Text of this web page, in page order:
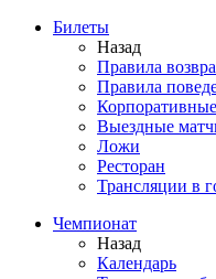
Билеты
Назад
Правила
Правила
Выездные
Ложи
Ресторан
Трансляции в
Чемпионат
Назад
Календарь